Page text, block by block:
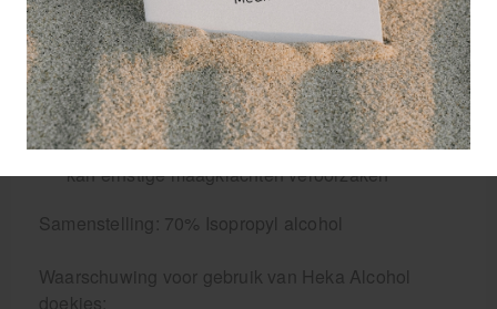
Gebruik het alcholdoekje voor reiniging van de
huid voorafgaand aan de injectie
Reinig de huid met enkele vegen
Het alcholdoekje is slechts eenmaal bruikbaar
Na gebruik weggooien
Alleen voor uitwendig gebruik! inwendig gebruik
kan ernstige maagklachten veroorzaken
Samenstelling: 70% Isopropyl alcohol
Waarschuwing voor gebruik van Heka Alcohol
doekjes: